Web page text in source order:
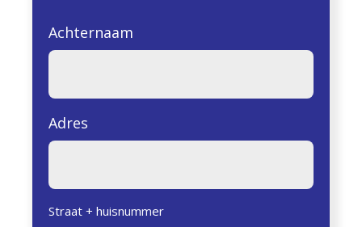
Achternaam
Adres
Straat + huisnummer